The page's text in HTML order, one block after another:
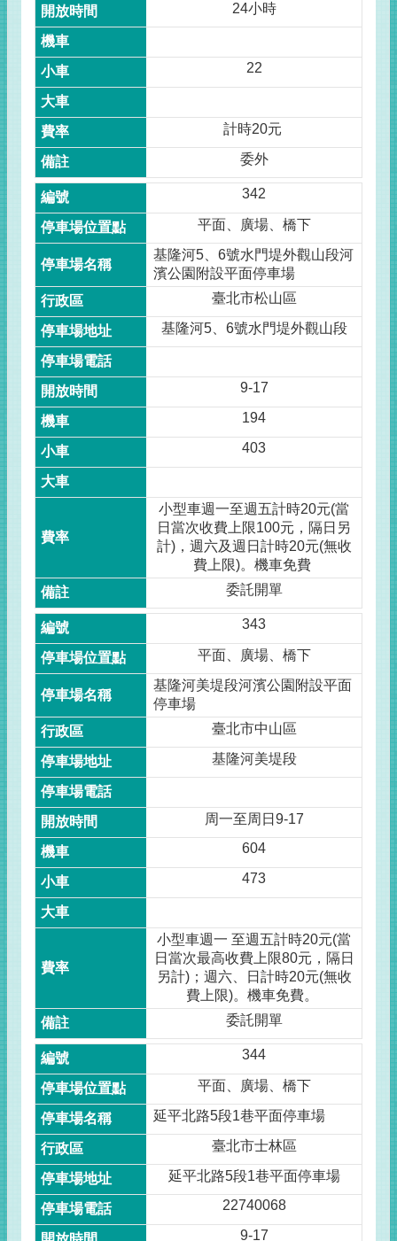
24小時
22
計時20元
委外
342
平面、廣場、橋下
基隆河5、6號水門堤外觀山段河
濱公園附設平面停車場
臺北市松山區
基隆河5、6號水門堤外觀山段
9-17
194
403
小型車週一至週五計時20元(當
日當次收費上限100元，隔日另
計)，週六及週日計時20元(無收
費上限)。機車免費
委託開單
343
平面、廣場、橋下
基隆河美堤段河濱公園附設平面
停車場
臺北市中山區
基隆河美堤段
周一至周日9-17
604
473
小型車週一 至週五計時20元(當
日當次最高收費上限80元，隔日
另計)；週六、日計時20元(無收
費上限)。機車免費。
委託開單
344
平面、廣場、橋下
延平北路5段1巷平面停車場
臺北市士林區
延平北路5段1巷平面停車場
22740068
9-17